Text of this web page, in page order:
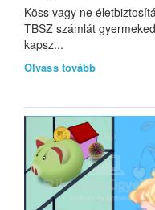
Köss vagy ne
TBSZ számlát
kapsz...
Olvass tovább